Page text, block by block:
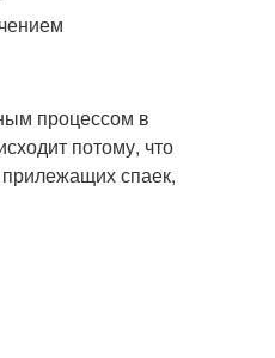
процессом в
потому, что
спаек,